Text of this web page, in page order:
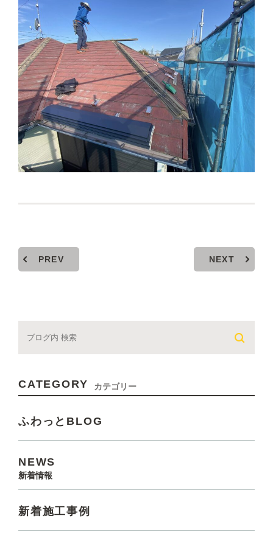
PREV NEXT
CATEGORY カテゴリー
ふわっとBLOG
NEWS
新着情報
新着施工事例